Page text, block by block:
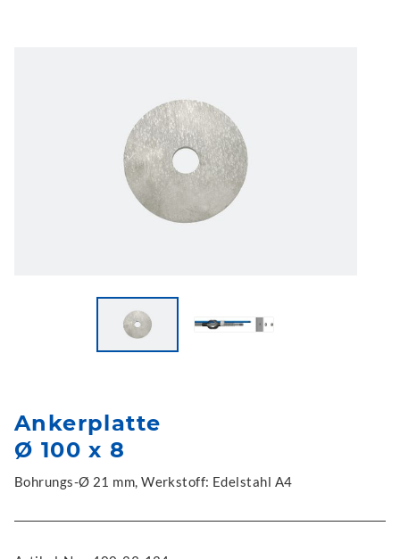
Ankerplatte
Ø 100 x 8
Bohrungs-Ø 21 mm, Werkstoff: Edelstahl A4